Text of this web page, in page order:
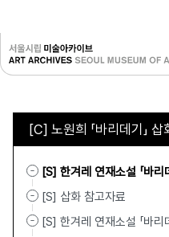
[C] 노원희 「바리데기」
[S] 한겨레 연재소설 「바리
[S] 삽화 참고자료
[S] 한겨레 연재소설 「바리